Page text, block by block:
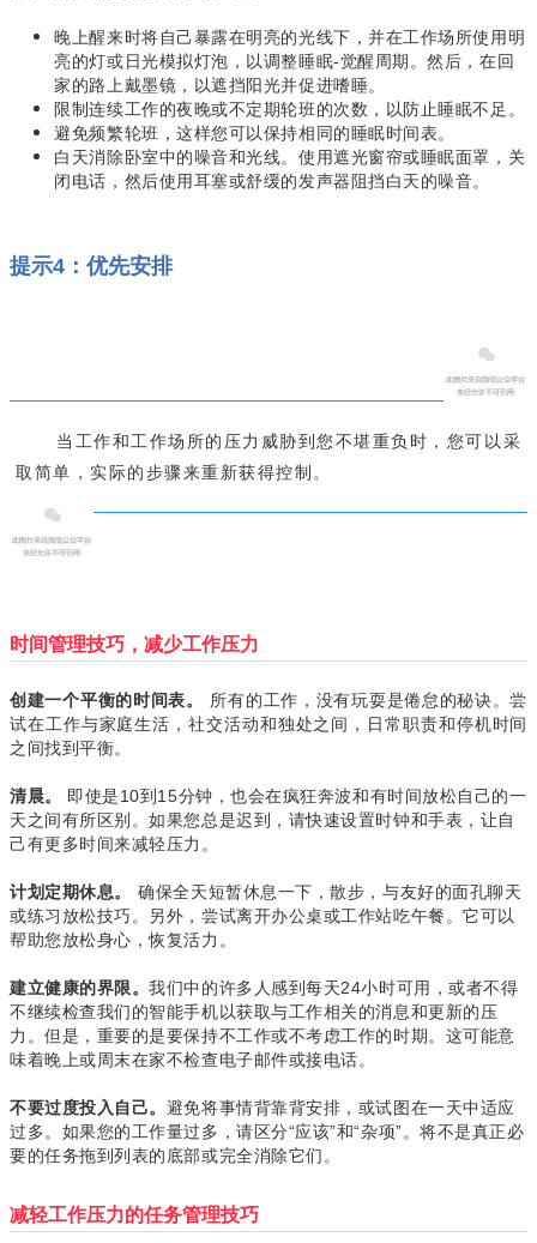
晚上醒来时将自己暴露在明亮的光线下，并在工作场所使用明
亮的灯或日光模拟灯泡，以调整睡眠-觉醒周期。然后，在回
家的路上戴墨镜，以遮挡阳光并促进嗜睡。
限制连续工作的夜晚或不定期轮班的次数，以防止睡眠不足。
避免频繁轮班，这样您可以保持相同的睡眠时间表。
白天消除卧室中的噪音和光线。使用遮光窗帘或睡眠面罩，关
闭电话，然后使用耳塞或舒缓的发声器阻挡白天的噪音。
提示4：优先安排
当工作和工作场所的压力威胁到您不堪重负时，您可以采
取简单，实际的步骤来重新获得控制。
时间管理技巧，减少工作压力
创建一个平衡的时间表。
所有的工作，没有玩耍是倦怠的秘诀。尝
试在工作与家庭生活，社交活动和独处之间，日常职责和停机时间
之间找到平衡。
清晨。
即使是10到15分钟，也会在疯狂奔波和有时间放松自己的一
天之间有所区别。如果您总是迟到，请快速设置时钟和手表，让自
己有更多时间来减轻压力。
计划定期休息。
确保全天短暂休息一下，散步，与友好的面孔聊天
或练习放松技巧。另外，尝试离开办公桌或工作站吃午餐。它可以
帮助您放松身心，恢复活力。
建立健康的界限。我们中的许多人感到每天24小时可用，或者不得
不继续检查我们的智能手机以获取与工作相关的消息和更新的压
力。但是，重要的是要保持不工作或不考虑工作的时期。这可能意
味着晚上或周末在家不检查电子邮件或接电话。
不要过度投入自己。 避免将事情背靠背安排，或试图在一天中适应
过多。如果您的工作量过多，请区分“应该”和“杂项”。将不是真正必
要的任务拖到列表的底部或完全消除它们。
减轻工作压力的任务管理技巧